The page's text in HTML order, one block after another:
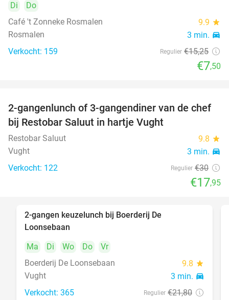
Di
Do
Café 't Zonneke Rosmalen
9.9 star
Rosmalen 3 min. directions_car
Verkocht: 159 Regulier €15,25
€7,50
40%
2-gangenlunch of 3-gangendiner van de chef
bij Restobar Saluut in hartje Vught
Restobar Saluut 9.8 star
Vught 3 min. directions_car
Verkocht: 122 Regulier €30
€17,95
2-gangen keuzelunch bij Boerderij De
Loonsebaan
Ma
Di Wo Do
Vr
Boerderij De Loonsebaan
9.8 star
Vught 3 min. directions_car
Verkocht: 365 Regulier €21,80